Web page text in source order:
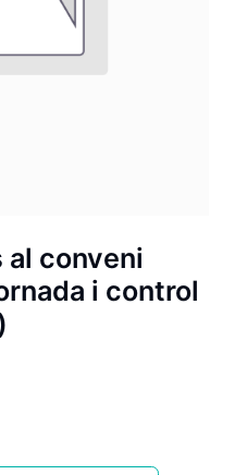
al conveni
i control